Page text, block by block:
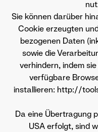
Sie können darüber
Cookie erzeugten
bezogenen Daten
sowie die
verhindern, indem
verfügbare
installieren: http://
Da eine Übertragung
USA erfolgt, sind